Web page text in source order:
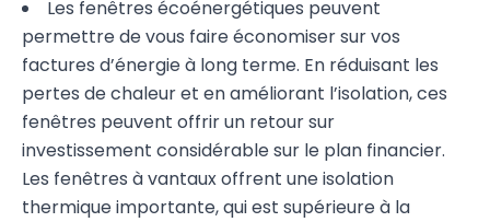
Les fenêtres écoénergétiques peuvent
permettre de vous faire économiser sur vos
factures d’énergie à long terme. En réduisant les
pertes de chaleur et en améliorant l’isolation, ces
fenêtres peuvent offrir un retour sur
investissement considérable sur le plan financier.
Les fenêtres à vantaux offrent une isolation
thermique importante, qui est supérieure à la